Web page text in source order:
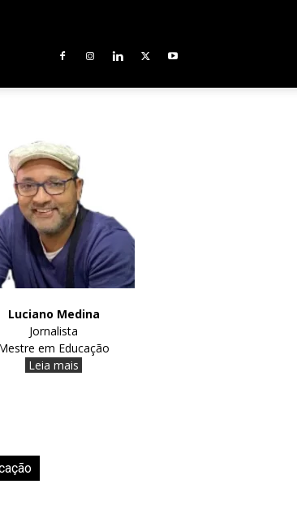
Luciano Medina
Jornalista
em Educação
Leia mais